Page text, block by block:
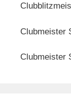
Clubmeister
Clubmeister